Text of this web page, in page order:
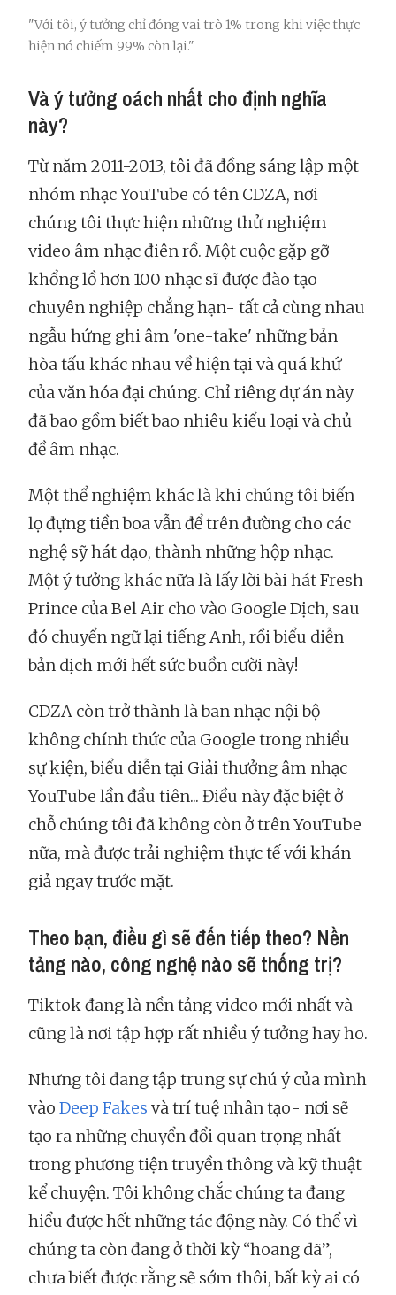
"Với tôi, ý tưởng chỉ đóng vai trò 1% trong khi việc thực
hiện nó chiếm 99% còn lại."
Và ý tưởng oách nhất cho định nghĩa
này?
Từ năm 2011-2013, tôi đã đồng sáng lập một
nhóm nhạc YouTube có tên CDZA, nơi
chúng tôi thực hiện những thử nghiệm
video âm nhạc điên rồ. Một cuộc gặp gỡ
khổng lồ hơn 100 nhạc sĩ được đào tạo
chuyên nghiệp chẳng hạn- tất cả cùng nhau
ngẫu hứng ghi âm 'one-take' những bản
hòa tấu khác nhau về hiện tại và quá khứ
của văn hóa đại chúng. Chỉ riêng dự án này
đã bao gồm biết bao nhiêu kiểu loại và chủ
đề âm nhạc.
Một thể nghiệm khác là khi chúng tôi biến
lọ đựng tiền boa vẫn để trên đường cho các
nghệ sỹ hát dạo, thành những hộp nhạc.
Một ý tưởng khác nữa là lấy lời bài hát Fresh
Prince của Bel Air cho vào Google Dịch, sau
đó chuyển ngữ lại tiếng Anh, rồi biểu diễn
bản dịch mới hết sức buồn cười này!
CDZA còn trở thành là ban nhạc nội bộ
không chính thức của Google trong nhiều
sự kiện, biểu diễn tại Giải thưởng âm nhạc
YouTube lần đầu tiên... Điều này đặc biệt ở
chỗ chúng tôi đã không còn ở trên YouTube
nữa, mà được trải nghiệm thực tế với khán
giả ngay trước mặt.
Theo bạn, điều gì sẽ đến tiếp theo? Nền
tảng nào, công nghệ nào sẽ thống trị?
Tiktok đang là nền tảng video mới nhất và
cũng là nơi tập hợp rất nhiều ý tưởng hay ho.
Nhưng tôi đang tập trung sự chú ý của mình
vào Deep Fakes và trí tuệ nhân tạo- nơi sẽ
tạo ra những chuyển đổi quan trọng nhất
trong phương tiện truyền thông và kỹ thuật
kể chuyện. Tôi không chắc chúng ta đang
hiểu được hết những tác động này. Có thể vì
chúng ta còn đang ở thời kỳ “hoang dã”,
chưa biết được rằng sẽ sớm thôi, bất kỳ ai có